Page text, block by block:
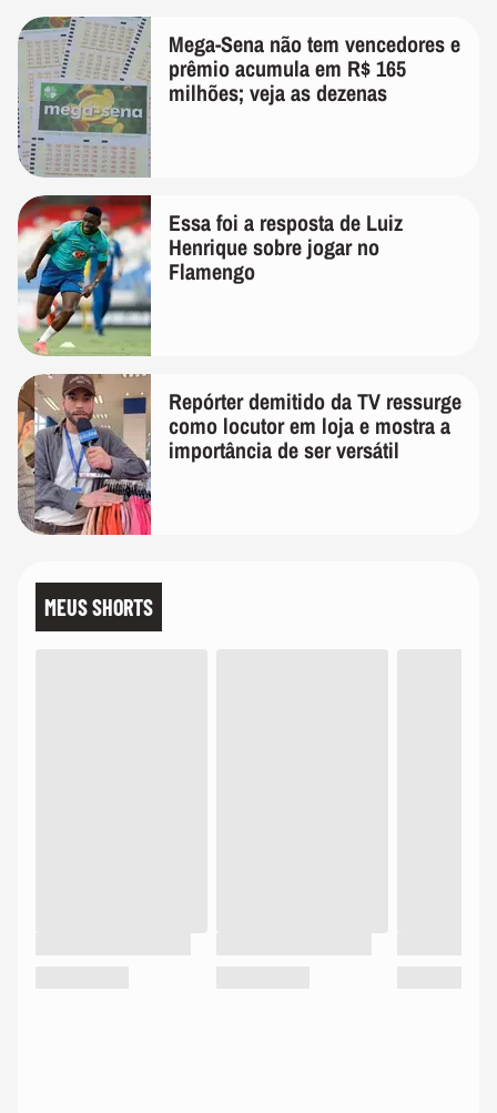
Mega-Sena não tem vencedores e
prêmio acumula em R$ 165
milhões; veja as dezenas
Essa foi a resposta de Luiz
Henrique sobre jogar no
Flamengo
Repórter demitido da TV ressurge
como locutor em loja e mostra a
importância de ser versátil
MEUS SHORTS